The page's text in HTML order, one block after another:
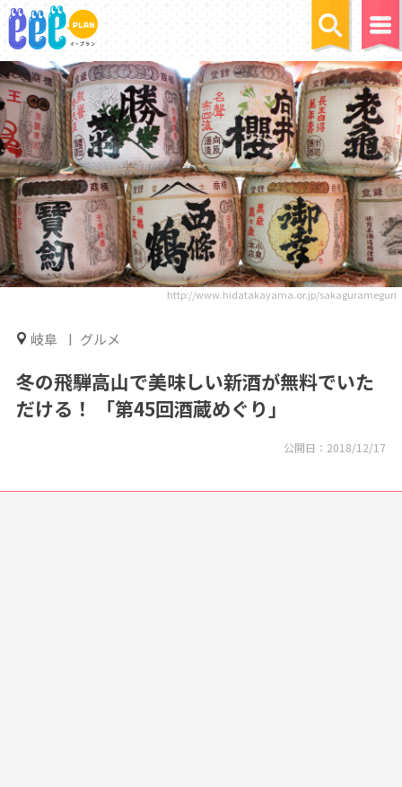
http://www.hidatakayama.or.jp/sakagurameguri
岐阜 グルメ
冬の飛騨高山で美味しい新酒が無料でいた
だける！ 「第45回酒蔵めぐり」
公開日： 2018/12/17